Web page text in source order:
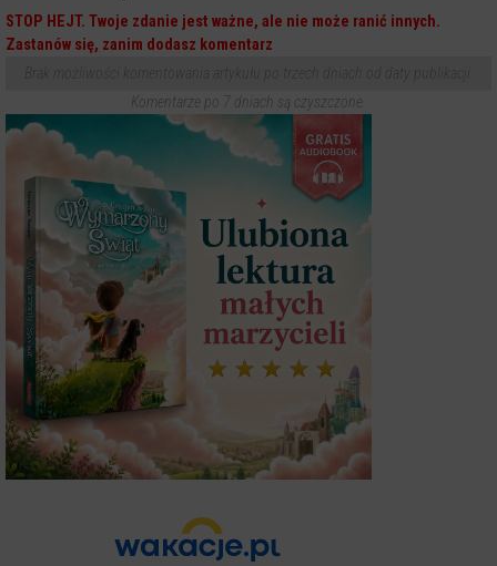
STOP HEJT. Twoje zdanie jest ważne, ale nie może ranić innych.
Zastanów się, zanim dodasz komentarz
Komentarze po 7 dniach są czyszczone.